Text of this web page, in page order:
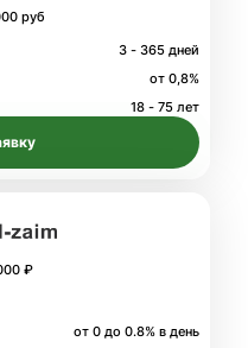
руб
3 - 365 дней
от 0,8%
18 - 75 лет
₽
от 0 до 0.8% в день